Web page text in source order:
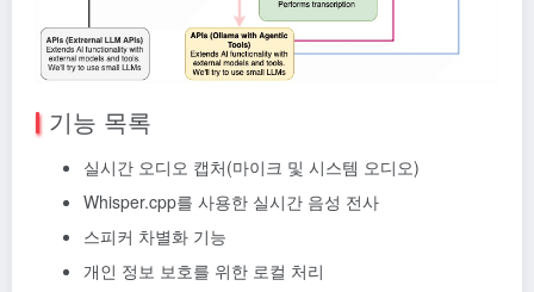
기능 목록
실시간 오디오 캡처(마이크 및 시스템 오디오)
Whisper.cpp를 사용한 실시간 음성 전사
스피커 차별화 기능
개인 정보 보호를 위한 로컬 처리